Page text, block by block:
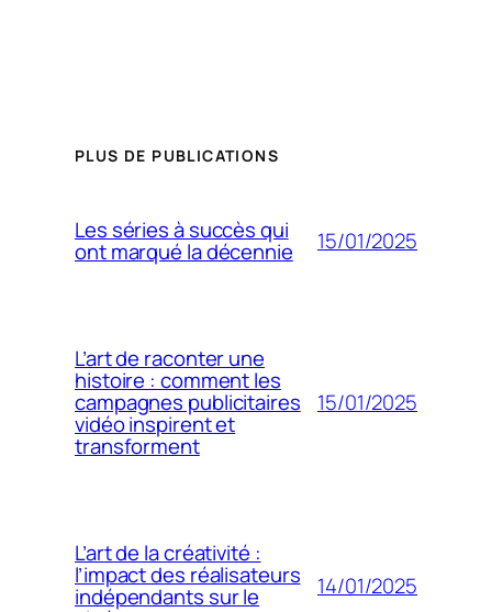
PLUS DE PUBLICATIONS
Les séries à succès qui
ont marqué la décennie 15/01/2025
L’art de raconter une
histoire : comment les
campagnes publicitaires
vidéo inspirent et
transforment
15/01/2025
L’art de la créativité :
l’impact des réalisateurs
indépendants sur le 14/01/2025